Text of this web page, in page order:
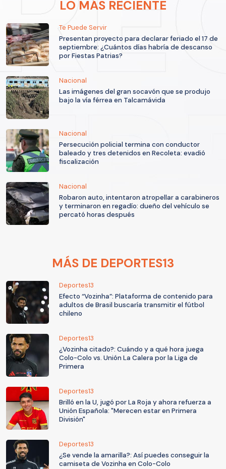
LO MÁS RECIENTE
Te Puede Servir
Presentan proyecto para declarar feriado el 17 de
septiembre: ¿Cuántos días habría de descanso
por Fiestas Patrias?
Nacional
Las imágenes del gran socavón que se produjo
bajo la vía férrea en Talcamávida
Nacional
Persecución policial termina con conductor
baleado y tres detenidos en Recoleta: evadió
fiscalización
Nacional
Robaron auto, intentaron atropellar a carabineros
y terminaron en regadío: dueño del vehículo se
percató horas después
MÁS DE DEPORTES13
Deportes13
Efecto “Vozinha”: Plataforma de contenido para
adultos de Brasil buscaría transmitir el fútbol
chileno
Deportes13
¿Vozinha citado?: Cuándo y a qué hora juega
Colo-Colo vs. Unión La Calera por la Liga de
Primera
Deportes13
Brilló en la U, jugó por La Roja y ahora refuerza a
Unión Española: "Merecen estar en Primera
División"
Deportes13
¿Se vende la amarilla?: Así puedes conseguir la
camiseta de Vozinha en Colo-Colo